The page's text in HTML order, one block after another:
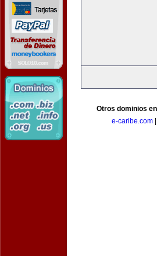
Otros dominios
e-caribe.com|